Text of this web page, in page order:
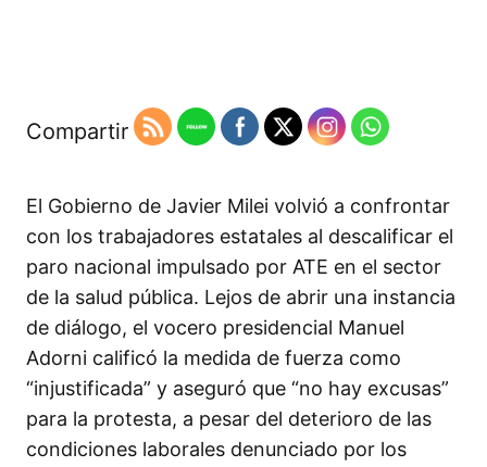
Compartir
El Gobierno de Javier Milei volvió a confrontar
con los trabajadores estatales al descalificar el
paro nacional impulsado por ATE en el sector
de la salud pública. Lejos de abrir una instancia
de diálogo, el vocero presidencial Manuel
Adorni calificó la medida de fuerza como
“injustificada” y aseguró que “no hay excusas”
para la protesta, a pesar del deterioro de las
condiciones laborales denunciado por los